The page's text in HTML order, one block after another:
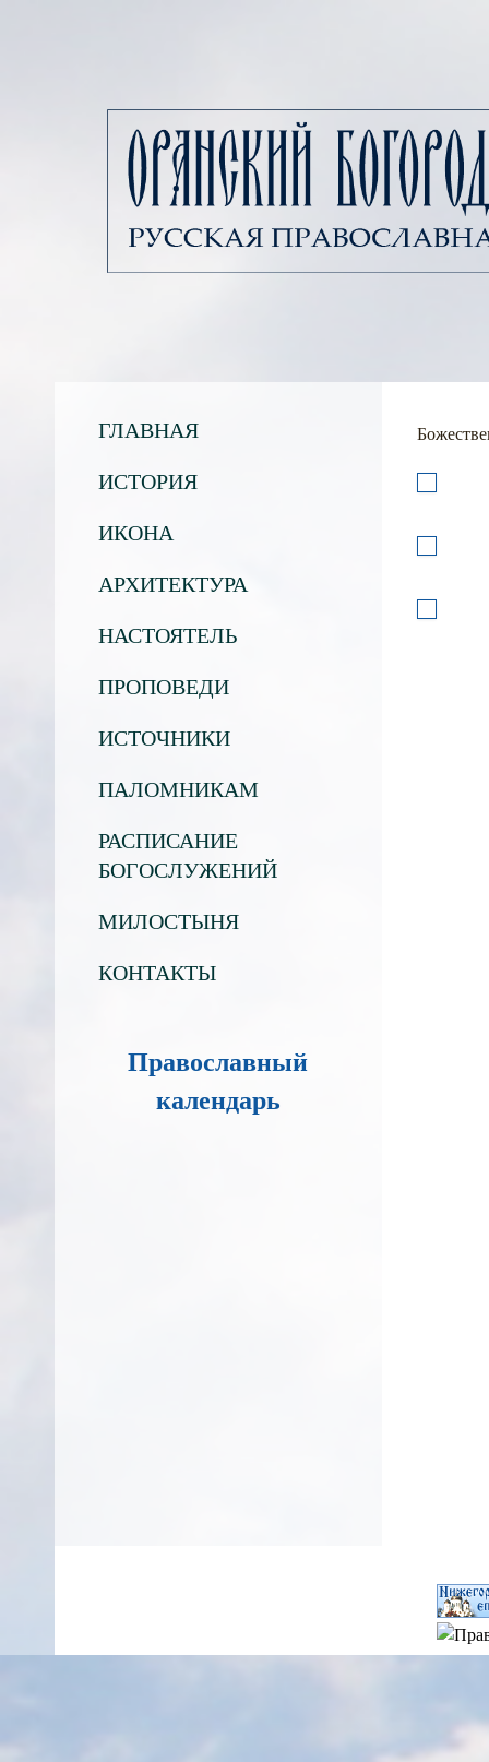
ГЛАВНАЯ
ИСТОРИЯ
ИКОНА
АРХИТЕКТУРА
НАСТОЯТЕЛЬ
ПРОПОВЕДИ
ИСТОЧНИКИ
ПАЛОМНИКАМ
РАСПИСАНИЕ
БОГОСЛУЖЕНИЙ
МИЛОСТЫНЯ
КОНТАКТЫ
Православный
календарь